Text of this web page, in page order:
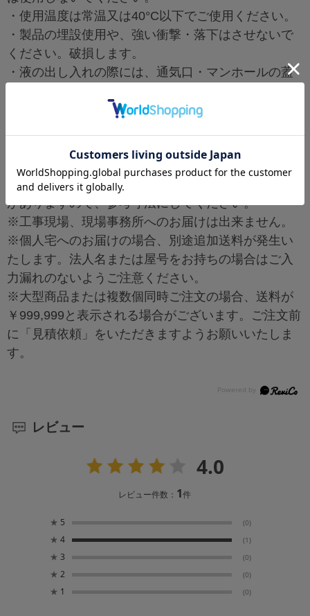
・使用温度は常温又は40°C以下でご使用ください。
・製品の埋設使用や、強い衝撃・落下はさせないで
ください。破損します。
・液の出し入れの際には、通気口・マンホールの蓋
・製品の材質はポリエチレンです。屋外での使用、
・製品の管理につきましては、子どもが入らないよ
うな場所に保管して安全を確認してください。
・寸法は、収縮の関係上表示寸法と若干異なること
がありますので、参考寸法にしてください。
※工事現場、現場事務所へのお届けは出来ません。
※個人宅へのお届けの場合、別途追加送料が発生い
たします。法人名または屋号をお持ちの場合はご入
力漏れのないようご注意ください。
※大型商品または複数個同時ご注文の場合、送料が
￥999,999と表示される場合がございます。ご注文前
に「見積依頼」をいただきますようお願いいたしま
す。
レビュー
4.0
レビュー件数： 1件
★ 5 (0)
★ 4 (1)
★ 3 (0)
★ 2 (0)
★ 1 (0)